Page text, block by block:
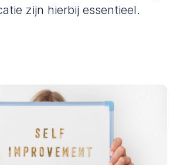
zijn hierbij essentieel.